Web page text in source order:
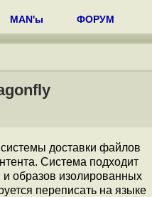
MAN'ы ФОРУМ
доставки файлов
Система подходит
и образов изолированных
переписать на языке